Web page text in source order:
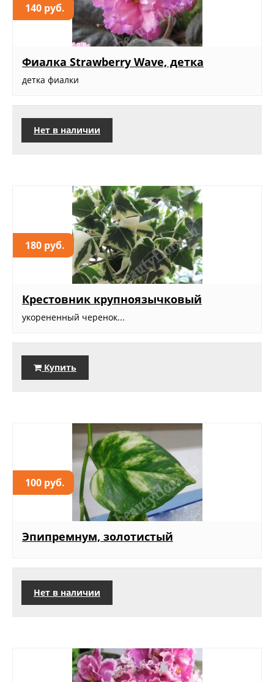
140 руб.
Фиалка Strawberry Wave, детка
детка фиалки
Нет в наличии
180 руб.
Крестовник крупноязычковый
укорененный черенок...
Купить
100 руб.
Эпипремнум, золотистый
Нет в наличии